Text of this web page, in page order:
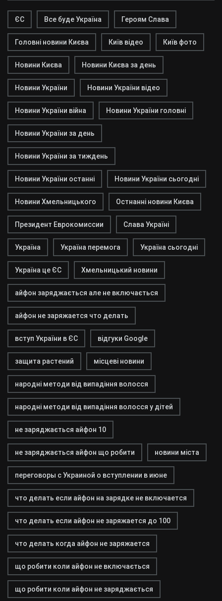
ЄС Все буде Україна Героям Слава
Головні новини Києва Київ відео Київ фото
Новини Києва Новини Києва за день
Новини України Новини України відео
Новини України війна Новини України головні
Новини України за день
Новини України за тиждень
Новини України останні Новини України сьогодні
Новини Хмельницького Остнанні новини Києва
Президент Еврокомиссии Слава Україні
Україна Україна перемога Україна сьогодні
Україна це ЄС Хмельницький новини
айфон заряджається але не включається
айфон не заряжается что делать
вступ України в ЄС відгуки Google
защита растений місцеві новини
народні методи від випадіння волосся
народні методи від випадіння волосся у дітей
не заряджається айфон 10
не заряджається айфон що робити новини міста
переговоры с Украиной о вступлении в июне
что делать если айфон на зарядке не включается
что делать если айфон не заряжается до 100
что делать когда айфон не заряжается
що робити коли айфон не включається
що робити коли айфон не заряджається